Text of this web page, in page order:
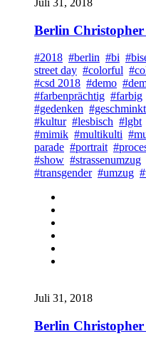
Juli 31, 2018
Berlin Christopher
#2018 #berlin #bi
street day #colorful
#csd 2018 #demo
#farbenprächtig #farbig
#gedenken #geschminkt
#kultur #lesbisch #lgbt
#mimik #multikulti
parade #portrait
#show #strassenumzug
#transgender #umzug
Juli 31, 2018
Berlin Christopher